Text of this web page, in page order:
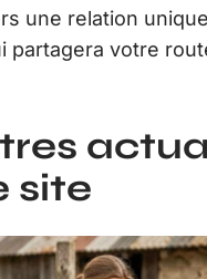
une relation
partagera votre
site